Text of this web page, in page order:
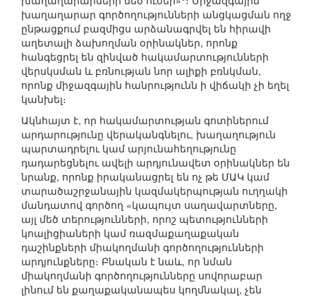
խաղաղարար գործողությունների անցկացման ողջ
ընթացքում բազմիցս արձանագրվել են հիրավի
աղետալի ձախողման օրինակներ, որոնք
հանգեցրել են զինված հակամարտությունների
վերսկսման և բռնության նոր ալիքի բռնկման,
որոնք միջազգային հանրությունն ի վիճակի չի եղել
կանխել։
Ակնհայտ է, որ հակամարտության գոտիներում
արդարությունը վերականգնելու, խաղաղություն
պարտադրելու կամ արյունահեղությունը
դադարեցնելու ավելի արդյունավետ օրինակներ են
նրանք, որոնք իրականացրել են ոչ թե ՄԱԿ կամ
տարածաշրջանային կազմակերպության ուղղակի
մանդատով գործող «կապույտ սաղավարտները,
այլ մեծ տերությունների, որոշ պետությունների
կոալիցիաների կամ ռազմաքաղաքական
դաշինքների միակողմանի գործողությունների
արդյունքները։ Բնական է նաև, որ նման
միակողմանի գործողությունները սովորաբար
լինում են քաղաքականապես կողմնակալ, չեն